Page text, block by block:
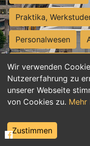
Wir verwenden
Nutzererfahrung zu
unserer Webseite
von Cookies zu. Mehr
Zustimmen
Praktika,
Personalwesen
Hilfskräfte, Aushilfs-
Einkauf, Logistik,
Weiterbildung,
Tourismus